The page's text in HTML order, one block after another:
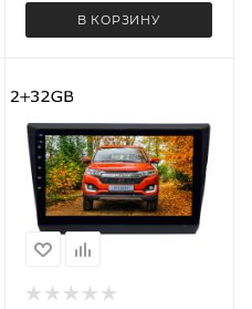
В КОРЗИНУ